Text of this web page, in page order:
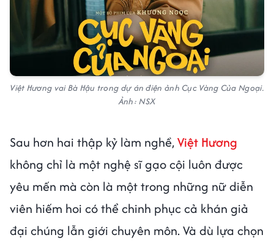
Việt Hương vai Bà Hậu trong dự án điện ảnh Cục Vàng Của Ngoại.
Ảnh: NSX
Sau hơn hai thập kỷ làm nghề,Việt Hương
không chỉ là một nghệ sĩ gạo cội luôn được
yêu mến mà còn là một trong những nữ diễn
viên hiếm hoi có thể chinh phục cả khán giả
đại chúng lẫn giới chuyên môn. Và dù lựa chọn